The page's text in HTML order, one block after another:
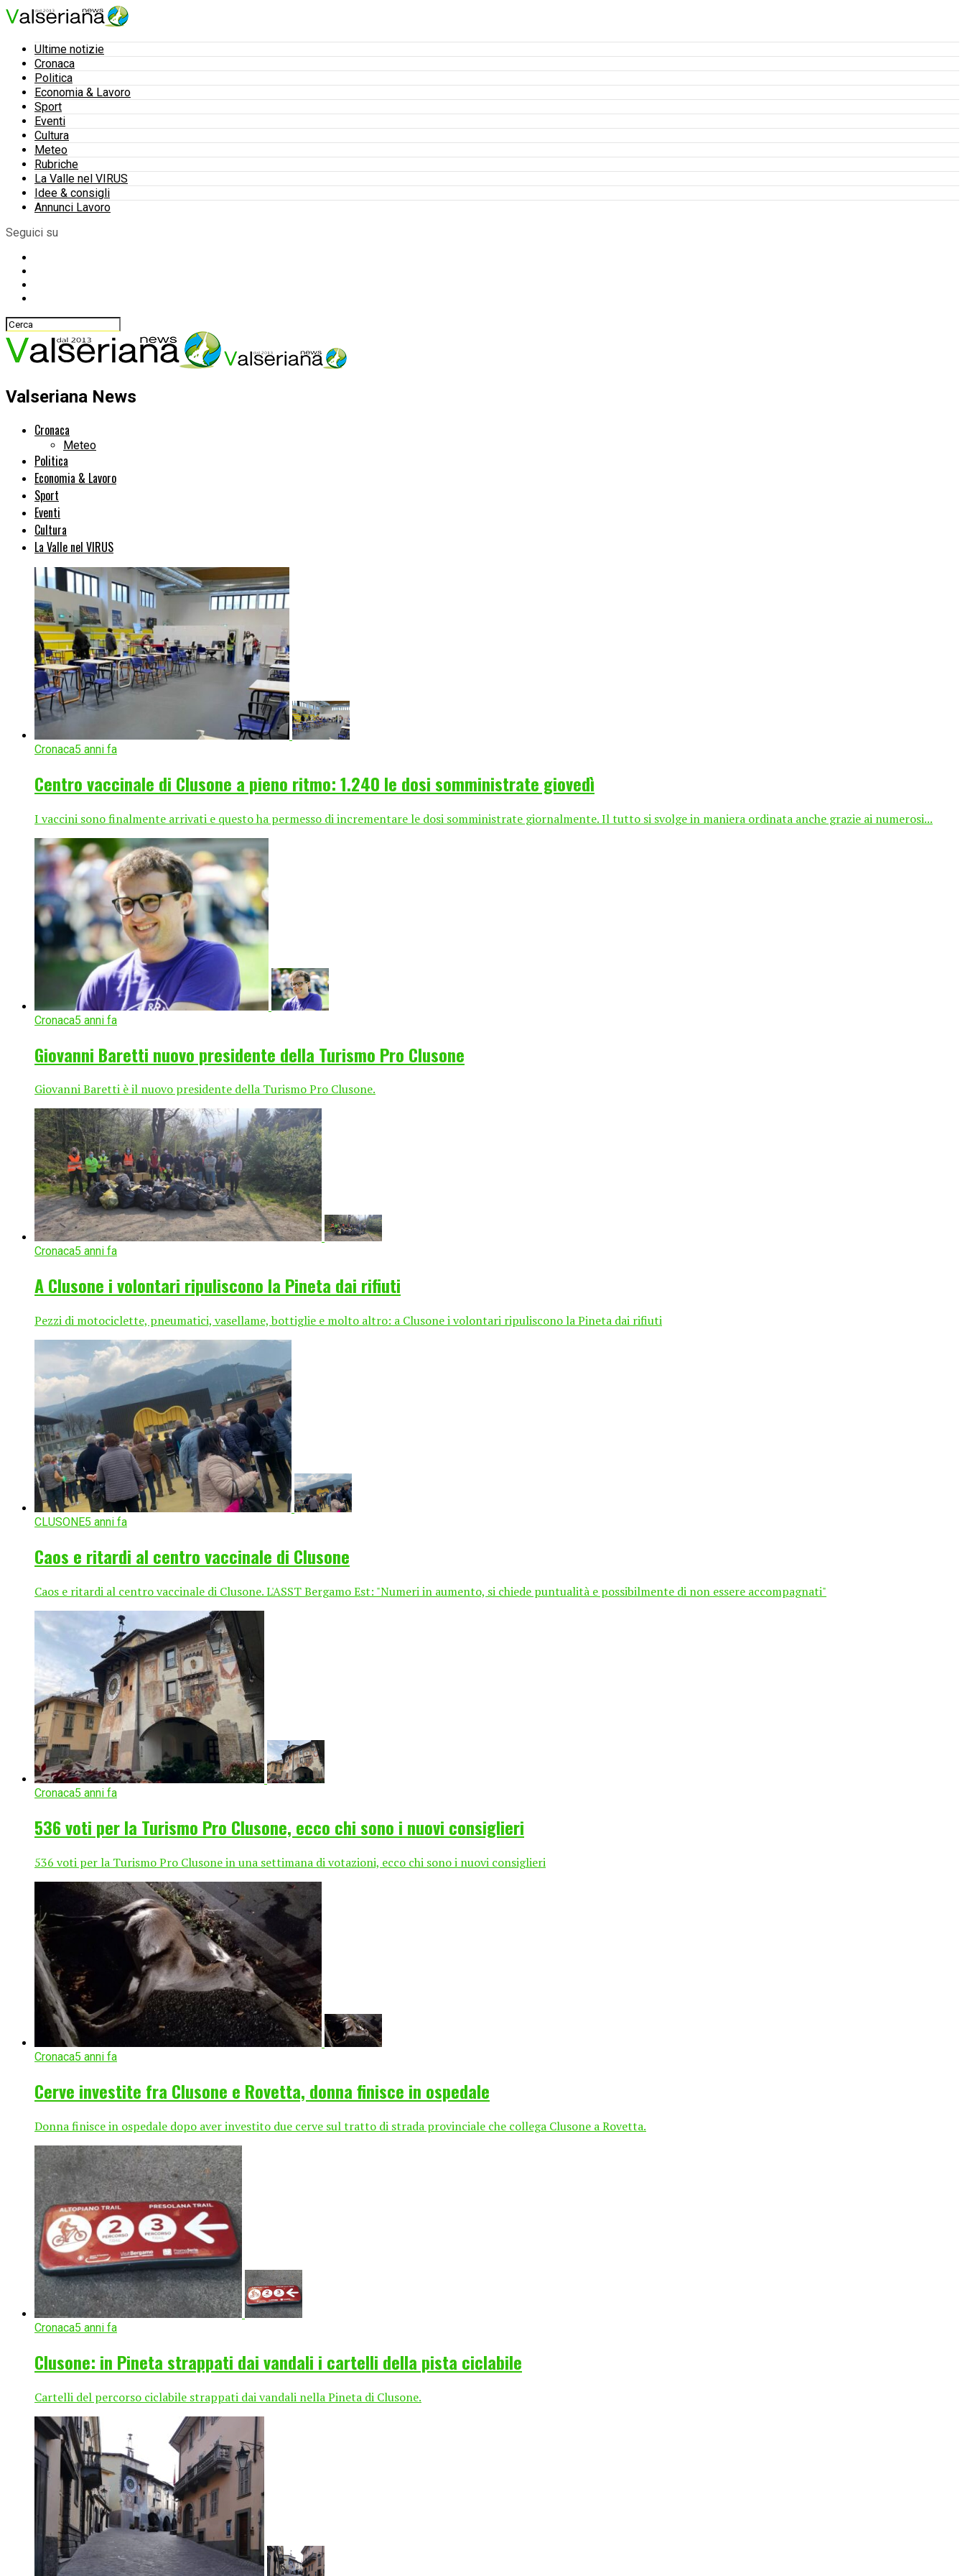
Ultime notizie
Cronaca
Politica
Economia & Lavoro
Sport
Eventi
Cultura
Meteo
Rubriche
La Valle nel VIRUS
Idee & consigli
Annunci Lavoro
Seguici su
Valseriana News
Cronaca
Meteo
Politica
Economia & Lavoro
Sport
Eventi
Cultura
La Valle nel VIRUS
Cronaca5 anni fa
Centro vaccinale di Clusone a pieno ritmo: 1.240 le dosi somministrate giovedì
I vaccini sono finalmente arrivati e questo ha permesso di incrementare le dosi somministrate giornalmente. Il tutto si svolge in maniera ordinata anche grazie ai numerosi...
Cronaca5 anni fa
Giovanni Baretti nuovo presidente della Turismo Pro Clusone
Giovanni Baretti è il nuovo presidente della Turismo Pro Clusone.
Cronaca5 anni fa
A Clusone i volontari ripuliscono la Pineta dai rifiuti
Pezzi di motociclette, pneumatici, vasellame, bottiglie e molto altro: a Clusone i volontari ripuliscono la Pineta dai rifiuti
CLUSONE5 anni fa
Caos e ritardi al centro vaccinale di Clusone
Caos e ritardi al centro vaccinale di Clusone. L'ASST Bergamo Est: "Numeri in aumento, si chiede puntualità e possibilmente di non essere accompagnati"
Cronaca5 anni fa
536 voti per la Turismo Pro Clusone, ecco chi sono i nuovi consiglieri
536 voti per la Turismo Pro Clusone in una settimana di votazioni, ecco chi sono i nuovi consiglieri
Cronaca5 anni fa
Cerve investite fra Clusone e Rovetta, donna finisce in ospedale
Donna finisce in ospedale dopo aver investito due cerve sul tratto di strada provinciale che collega Clusone a Rovetta.
Cronaca5 anni fa
Clusone: in Pineta strappati dai vandali i cartelli della pista ciclabile
Cartelli del percorso ciclabile strappati dai vandali nella Pineta di Clusone.